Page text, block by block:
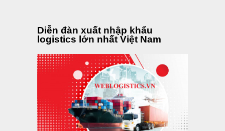
Diễn đàn xuất nhập khẩu
logistics lớn nhất Việt Nam